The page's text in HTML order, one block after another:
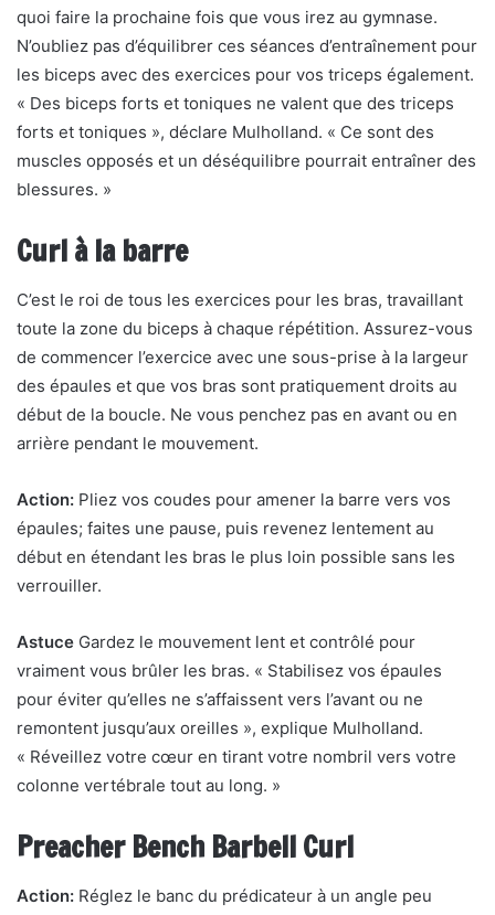
quoi faire la prochaine fois que vous irez au gymnase.
N’oubliez pas d’équilibrer ces séances d’entraînement pour
les biceps avec des exercices pour vos triceps également.
« Des biceps forts et toniques ne valent que des triceps
forts et toniques », déclare Mulholland. « Ce sont des
muscles opposés et un déséquilibre pourrait entraîner des
blessures. »
Curl à la barre
C’est le roi de tous les exercices pour les bras, travaillant
toute la zone du biceps à chaque répétition. Assurez-vous
de commencer l’exercice avec une sous-prise à la largeur
des épaules et que vos bras sont pratiquement droits au
début de la boucle. Ne vous penchez pas en avant ou en
arrière pendant le mouvement.
Action: Pliez vos coudes pour amener la barre vers vos
épaules; faites une pause, puis revenez lentement au
début en étendant les bras le plus loin possible sans les
verrouiller.
Astuce Gardez le mouvement lent et contrôlé pour
vraiment vous brûler les bras. « Stabilisez vos épaules
pour éviter qu’elles ne s’affaissent vers l’avant ou ne
remontent jusqu’aux oreilles », explique Mulholland.
« Réveillez votre cœur en tirant votre nombril vers votre
colonne vertébrale tout au long. »
Preacher Bench Barbell Curl
Action: Réglez le banc du prédicateur à un angle peu